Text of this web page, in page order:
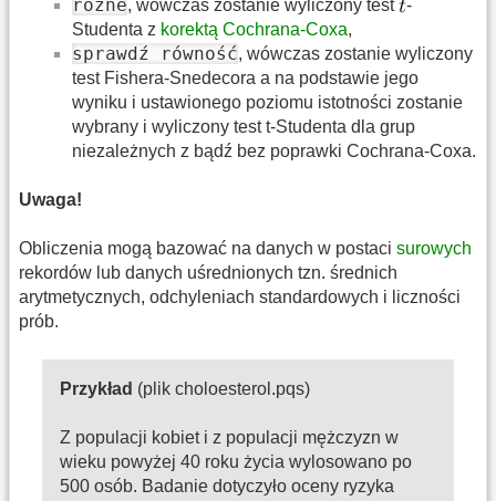
różne, wówczas zostanie wyliczony test -
Studenta z korektą Cochrana-Coxa,
sprawdź równość, wówczas zostanie wyliczony
test Fishera-Snedecora a na podstawie jego
wyniku i ustawionego poziomu istotności zostanie
wybrany i wyliczony test t-Studenta dla grup
niezależnych z bądź bez poprawki Cochrana-Coxa.
Uwaga!
Obliczenia mogą bazować na danych w postaci surowych
rekordów lub danych uśrednionych tzn. średnich
arytmetycznych, odchyleniach standardowych i liczności
prób.
Przykład (plik choloesterol.pqs)
Z populacji kobiet i z populacji mężczyzn w
wieku powyżej 40 roku życia wylosowano po
500 osób. Badanie dotyczyło oceny ryzyka